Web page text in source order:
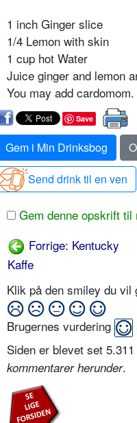
1 inch Ginger slice
1/4 Lemon with skin
1 cup hot Water
Juice ginger and lemon
You may add cardomom.
Save
Gem i Min Drinksbog
Send drink til en ven
Gem denne opskrift
Forrige: Kentucky
Kaffe
Klik på den smiley du vil
Brugernes vurdering
Siden er blevet set
kommentarer herunder.